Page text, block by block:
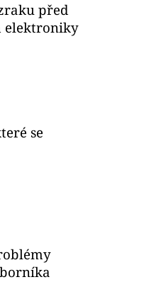
před
elektroniky
se